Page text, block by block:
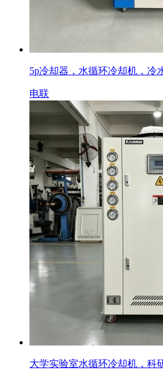
5p冷却器，水循环冷却机，冷
电联
大学实验室水循环冷却机，科